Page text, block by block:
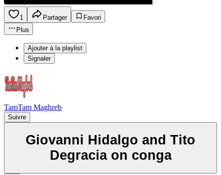
1 Partager
Favori
Plus
Ajouter à la playlist
Signaler
TamTam Maghreb
Suivre
Giovanni Hidalgo and Tito
Degracia on conga